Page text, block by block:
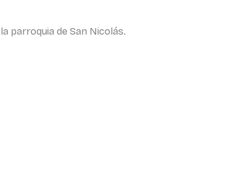
parroquia de San Nicolás.